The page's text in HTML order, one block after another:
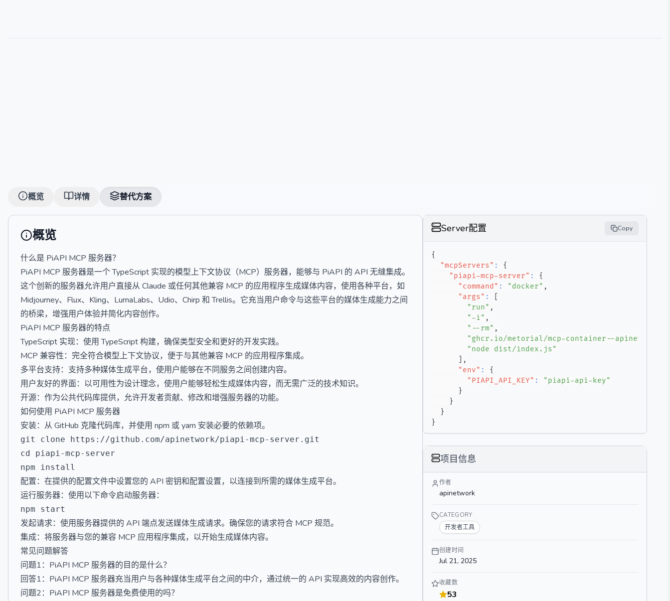
概览 详情 替代方案
概览
什么是 PiAPI MCP 服务器？
PiAPI MCP 服务器是一个 TypeScript 实现的模型上下文协议（MCP）服务器，能够与 PiAPI 的 API 无缝集成。
这个创新的服务器允许用户直接从 Claude 或任何其他兼容 MCP 的应用程序生成媒体内容，使用各种平台，如
Midjourney、Flux、Kling、LumaLabs、Udio、Chirp 和 Trellis。它充当用户命令与这些平台的媒体生成能力之间
的桥梁，增强用户体验并简化内容创作。
PiAPI MCP 服务器的特点
TypeScript 实现：使用 TypeScript 构建，确保类型安全和更好的开发实践。
MCP 兼容性：完全符合模型上下文协议，便于与其他兼容 MCP 的应用程序集成。
多平台支持：支持多种媒体生成平台，使用户能够在不同服务之间创建内容。
用户友好的界面：以可用性为设计理念，使用户能够轻松生成媒体内容，而无需广泛的技术知识。
开源：作为公共代码库提供，允许开发者贡献、修改和增强服务器的功能。
如何使用 PiAPI MCP 服务器
安装：从 GitHub 克隆代码库，并使用 npm 或 yarn 安装必要的依赖项。
git clone https://github.com/apinetwork/piapi-mcp-server.git
cd piapi-mcp-server
配置：在提供的配置文件中设置您的 API 密钥和配置设置，以连接到所需的媒体生成平台。
运行服务器：使用以下命令启动服务器：
发起请求：使用服务器提供的 API 端点发送媒体生成请求。确保您的请求符合 MCP 规范。
集成：将服务器与您的兼容 MCP 应用程序集成，以开始生成媒体内容。
常见问题解答
问题1：PiAPI MCP 服务器的目的是什么？
回答1：PiAPI MCP 服务器充当用户与各种媒体生成平台之间的中介，通过统一的 API 实现高效的内容创作。
问题2：PiAPI MCP 服务器是免费使用的吗？
Server配置 Copy
{
"mcpServers" :
{
"piapi-mcp-server" :
{
"command" : "docker" ,
"args" :
"run" ,
"-i" ,
"--rm" ,
"ghcr.io/metorial/mcp-container--
"node dist/index.js"
,
"env" :
{
"PIAPI_API_KEY" :
"piapi-api-key"
}
}
}
}
项目信息
作者
apinetwork
CATEGORY
开发者工具
创建时间
Jul 21, 2025
收藏数
53